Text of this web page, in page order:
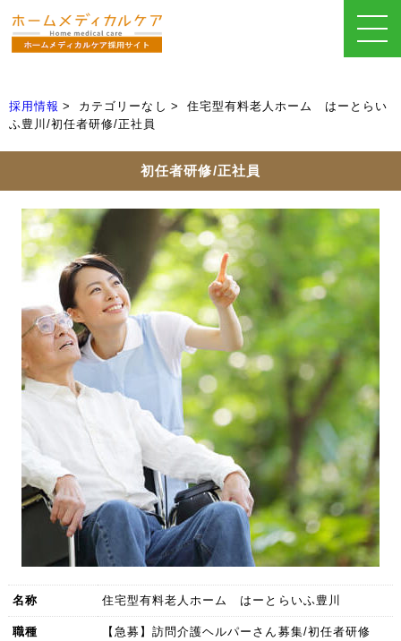
採用情報 カテゴリーなし
住宅型有料老人ホーム はーとらい
ふ豊川/初任者研修/正社員
初任者研修/正社員
名称 住宅型有料老人ホーム はーとらいふ豊川
職種 【急募】訪問介護ヘルパーさん募集/初任者研修